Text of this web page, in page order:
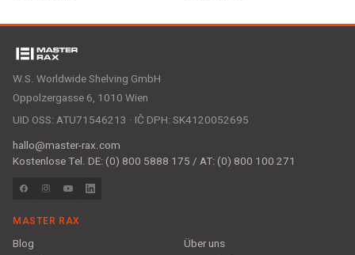
W.S. Worldwide Shelving GmbH
Oppolzergasse 6, 1010 Wien
UID OSS: ATU71546213 · IČ DPH: SK4120052695
hallo@master-rax.com
Kostenlose Tel. DE: (0) 800 5888 175 / AT: (0) 800 100 271
MASTER RAX
Blog
Über uns